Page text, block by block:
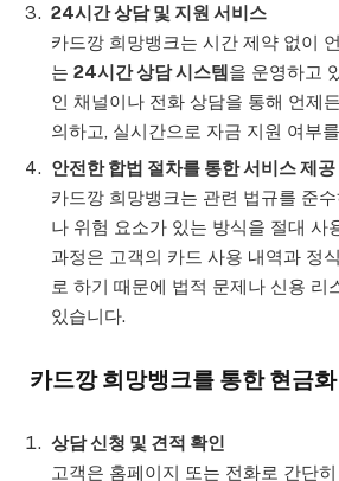
24시간 상담 및 지원 서비스
카드깡 희망뱅크는 시간 제약 없이
는 24시간 상담 시스템을 운영하고
인 채널이나 전화 상담을 통해 언제
의하고, 실시간으로 자금 지원 여부
안전한 합법 절차를 통한 서비스 제공
카드깡 희망뱅크는 관련 법규를 준
나 위험 요소가 있는 방식을 절대 사
과정은 고객의 카드 사용 내역과 정
로 하기 때문에 법적 문제나 신용 리
있습니다.
카드깡 희망뱅크를 통한 현금
상담 신청 및 견적 확인
고객은 홈페이지 또는 전화로 간단